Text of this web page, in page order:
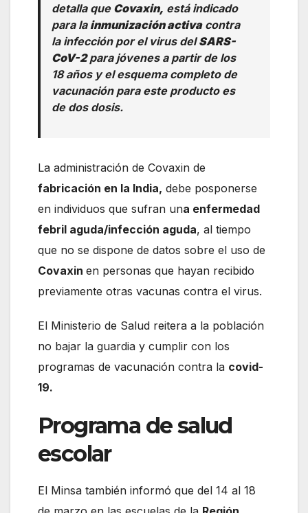
detalla que Covaxin, está indicado
para la inmunización activacontra
la infección por el virus delSARS-
CoV-2para jóvenes a partir de los
18 años y el esquema completo de
vacunación para este producto es
de dos dosis.
La administración de Covaxin de
fabricación en la India, debe posponerse
en individuos que sufran una enfermedad
febril aguda/infección aguda, al tiempo
que no se dispone de datos sobre el uso de
Covaxin en personas que hayan recibido
previamente otras vacunas contra el virus.
El Ministerio de Salud reitera a la población
no bajar la guardia y cumplir con los
programas de vacunación contra la covid-
19.
Programa de salud
escolar
El Minsa también informó que del 14 al 18